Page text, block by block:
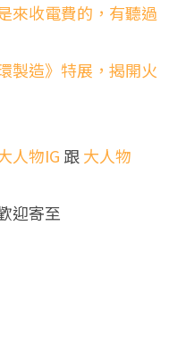
來收電費的，有聽過
製造》特展，揭開火
人物IG 跟大人物
迎寄至